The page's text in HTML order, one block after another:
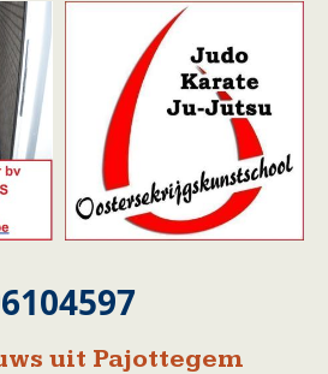
uit Pajottegem